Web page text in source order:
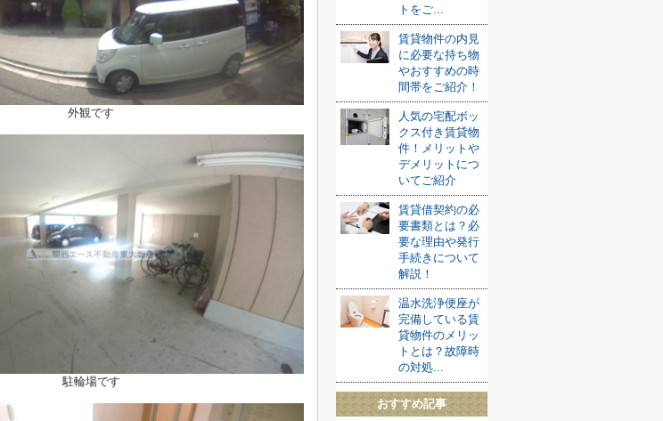
外観です
駐輪場です
トをご...
賃貸物件の内見
に必要な持ち物
やおすすめの時
間帯をご紹介！
人気の宅配ボッ
クス付き賃貸物
件！メリットや
デメリットにつ
いてご紹介
賃貸借契約の必
要書類とは？必
要な理由や発行
手続きについて
解説！
温水洗浄便座が
完備している賃
貸物件のメリッ
トとは？故障時
の対処...
おすすめ記事